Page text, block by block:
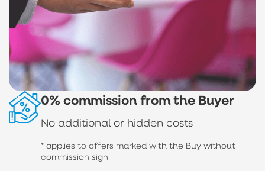
0% commission from the Buyer
No additional or hidden costs
* applies to offers marked with the Buy without
commission sign